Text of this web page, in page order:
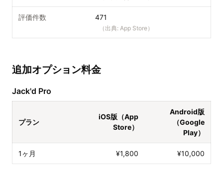
評価件数 471
（出典: App Store）
追加オプション料金
Jack'd Pro
プラン
iOS版（App
Store）
Android版
（Google
Play）
1ヶ月 ¥1,800 ¥10,000